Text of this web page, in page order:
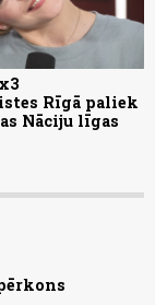
Rīgā paliek
Nāciju līgas